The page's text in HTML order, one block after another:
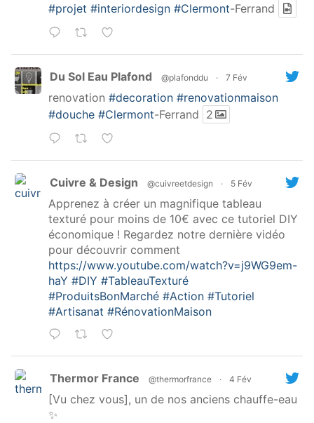
#projet #interiordesign #Clermont-Ferrand
Du Sol Eau Plafond @plafonddu · 7 Fév
renovation #decoration #renovationmaison
#douche #Clermont-Ferrand 2
Cuivre & Design @cuivreetdesign · 5 Fév
Apprenez à créer un magnifique tableau
texturé pour moins de 10€ avec ce tutoriel DIY
économique ! Regardez notre dernière vidéo
pour découvrir comment
https://www.youtube.com/watch?v=j9WG9em-
haY #DIY #TableauTexturé
#ProduitsBonMarché #Action #Tutoriel
#Artisanat #RénovationMaison
Thermor France @thermorfrance · 4 Fév
[Vu chez vous], un de nos anciens chauffe-eau
✨